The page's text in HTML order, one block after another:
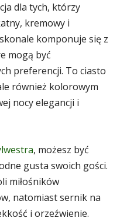
dla tych, którzy
kremowy i
komponuje się z
mogą być
preferencji. To ciasto
również kolorowym
nocy elegancji i
, możesz być
gusta swoich gości.
miłośników
natomiast sernik na
i orzeźwienie.